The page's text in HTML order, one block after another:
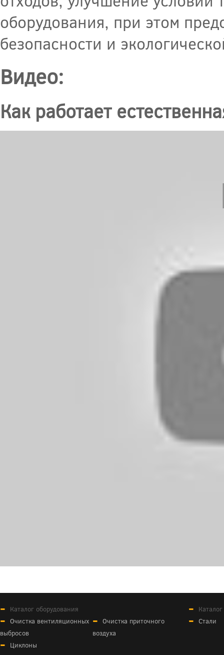
оборудования, при этом
безопасности и
Видео:
Как работает
Каталог оборудования
Очистка вентиляционных
выбросов
Очистка приточного
воздуха
Циклоны
Стали